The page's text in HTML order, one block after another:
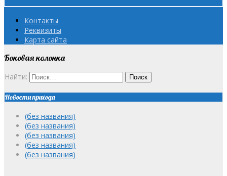
Контакты
Реквизиты
Карта сайта
Боковая колонка
Найти:
Новости прихода
(без названия)
(без названия)
(без названия)
(без названия)
(без названия)